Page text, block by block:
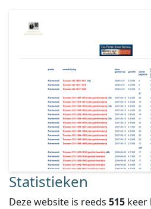
Statistieken
Deze website is reeds 515 keer